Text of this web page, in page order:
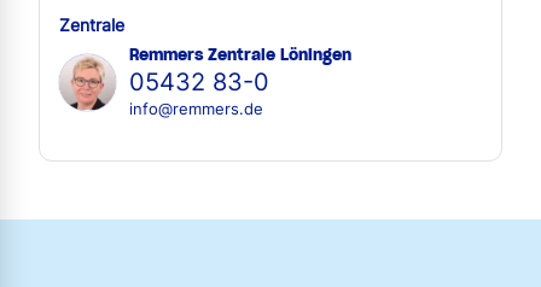
Zentrale
Remmers Zentrale Löningen
05432 83-0
info@remmers.de